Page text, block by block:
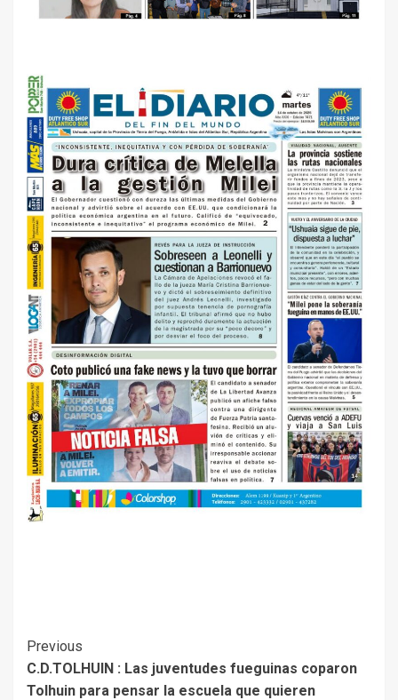
Continue
Reading
Previous
C.D.TOLHUIN : Las juventudes fueguinas coparon
Tolhuin para pensar la escuela que quieren